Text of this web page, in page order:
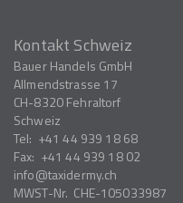
Kontakt Schweiz
Bauer Handels GmbH
Allmendstrasse 17
CH-8320Fehraltorf
Schweiz
Tel: +41 44 939 18 68
Fax: +41 44 939 18 02
info
taxidermy.ch
MWST-Nr. CHE-105033987